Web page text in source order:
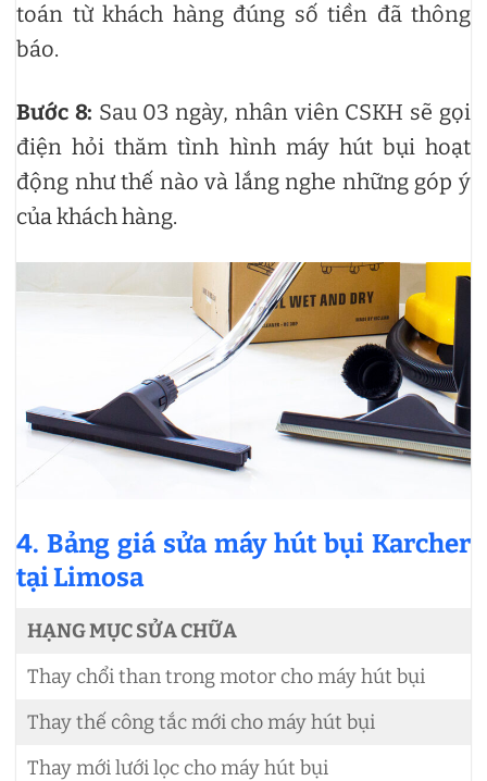
toán từ khách hàng đúng số tiền đã thông
báo.
Bước 8: Sau 03 ngày, nhân viên CSKH sẽ gọi
điện hỏi thăm tình hình máy hút bụi hoạt
động như thế nào và lắng nghe những góp ý
của khách hàng.
4. Bảng giá sửa máy hút bụi Karcher
tại Limosa
HẠNG MỤC SỬA CHỮA
Thay chổi than trong motor cho máy hút bụi
Thay thế công tắc mới cho máy hút bụi
Thay mới lưới lọc cho máy hút bụi